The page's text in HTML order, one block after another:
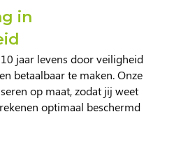
in
jaar levens door veiligheid
betaalbaar te maken. Onze
op maat, zodat jij weet
optimaal beschermd